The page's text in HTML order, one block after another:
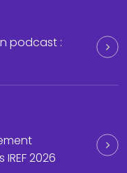
podcast :
2026